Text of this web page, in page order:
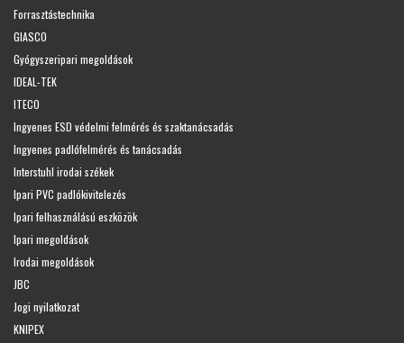
Forrasztástechnika
GIASCO
Gyógyszeripari megoldások
IDEAL-TEK
ITECO
Ingyenes ESD védelmi felmérés és szaktanácsadás
Ingyenes padlófelmérés és tanácsadás
Interstuhl irodai székek
Ipari PVC padlókivitelezés
Ipari felhasználású eszközök
Ipari megoldások
Irodai megoldások
JBC
Jogi nyilatkozat
KNIPEX